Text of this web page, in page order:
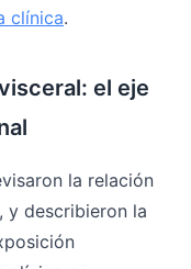
clínica.
el eje
la relación
y describieron la